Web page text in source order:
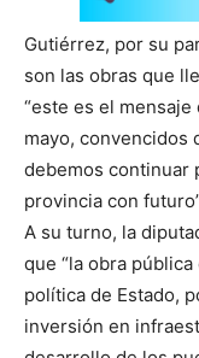
Gutiérrez, por su
son las obras que
“este es el mensaje
mayo, convencidos
debemos continuar
provincia con
A su turno, la
que “la obra
política de Estado,
inversión en